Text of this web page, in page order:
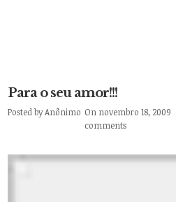
Para o seu amor!!!
Posted byAnônimo On novembro 18, 2009
comments